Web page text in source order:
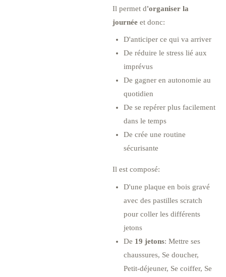
Il permet d'organiser la
journée et donc:
D'anticiper ce qui va arriver
De réduire le stress lié aux
imprévus
De gagner en autonomie au
quotidien
De se repérer plus facilement
dans le temps
De crée une routine
sécurisante
Il est composé:
D'une plaque en bois gravé
avec des pastilles scratch
pour coller les différents
jetons
De 19 jetons: Mettre ses
chaussures, Se doucher,
Petit-déjeuner, Se coiffer, Se